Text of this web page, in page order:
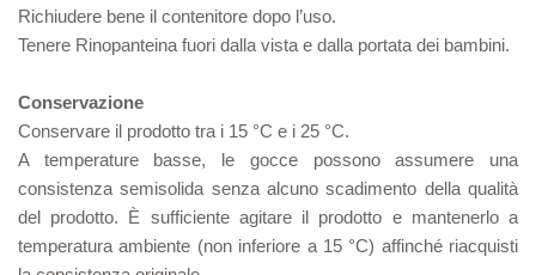
Richiudere bene il contenitore dopo l’uso.
Tenere Rinopanteina fuori dalla vista e dalla portata dei bambini.
Conservazione
Conservare il prodotto tra i 15 °C e i 25 °C.
A temperature basse, le gocce possono assumere una
consistenza semisolida senza alcuno scadimento della qualità
del prodotto. È sufficiente agitare il prodotto e mantenerlo a
temperatura ambiente (non inferiore a 15 °C) affinché riacquisti